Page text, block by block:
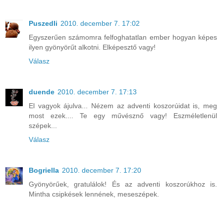
Puszedli 2010. december 7. 17:02
Egyszerűen számomra felfoghatatlan ember hogyan képes
ilyen gyönyörűt alkotni. Elképesztő vagy!
Válasz
duende 2010. december 7. 17:13
El vagyok ájulva... Nézem az adventi koszorúidat is, meg
most ezek.... Te egy művésznő vagy! Eszméletlenül
szépek...
Válasz
Bogriella 2010. december 7. 17:20
Gyönyörűek, gratulálok! És az adventi koszorúkhoz is.
Mintha csipkések lennének, meseszépek.